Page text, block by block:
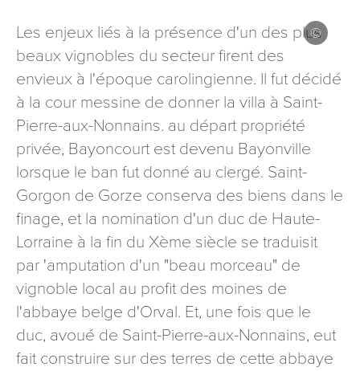
Les enjeux liés à la présence d'un des plus
beaux vignobles du secteur firent des
envieux à l'époque carolingienne. Il fut décidé
à la cour messine de donner la villa à Saint-
Pierre-aux-Nonnains. au départ propriété
privée, Bayoncourt est devenu Bayonville
lorsque le ban fut donné au clergé. Saint-
Gorgon de Gorze conserva des biens dans le
finage, et la nomination d'un duc de Haute-
Lorraine à la fin du Xème siècle se traduisit
par 'amputation d'un "beau morceau" de
vignoble local au profit des moines de
l'abbaye belge d'Orval. Et, une fois que le
duc, avoué de Saint-Pierre-aux-Nonnains, eut
fait construire sur des terres de cette abbaye
Les informations recueillies à partir de ce formulaire sont
nécessaires au traitement de votre demande (sauf
mention contraire). Vous disposez d’un droit d’accès, de
rectification et d’opposition aux données vous concernant,
que vous pouvez exercer en adressant une demande par
signé accompagné de la copie d’un titre d’identité à
l’adresse suivante : Meurthe & Moselle Tourisme - 48
esplanade Jacques-Baudot CO 90019 54035 NANCY
cedex
reCAPTCHA